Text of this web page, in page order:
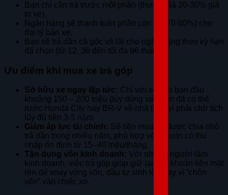
Bạn chỉ cần trả trước một phần (thường là 20-30% giá
trị xe).
Ngân hàng sẽ thanh toán phần còn lại (70-80%) cho
đại lý bán xe.
Bạn sẽ trả dần cả gốc và lãi cho ngân hàng theo kỳ hạn
đã chọn (từ 12, 36 đến tối đa 96 tháng).
Ưu điểm khi mua xe trả góp
Sở hữu xe ngay lập tức: Chỉ với số vốn ban đầu
khoảng 150 – 200 triệu (tùy dòng xe), bạn đã có thể
rước Honda City hay BR-V về nhà thay vì phải chờ tích
lũy đủ tiền 3-5 năm.
Giảm áp lực tài chính: Số tiền mua xe được chia nhỏ
trả dần trong nhiều năm, phù hợp với người có thu
nhập ổn định từ 15–40 triệu/tháng.
Tận dụng vốn kinh doanh: Với những người làm
kinh doanh, việc trả góp giúp giữ lại một khoản tiền mặt
lớn để xoay vòng vốn, đầu tư sinh lời thay vì “chôn
vốn” vào chiếc xe.